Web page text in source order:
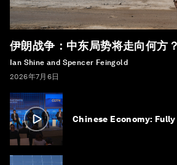
伊朗战争：中东局势将走向何方？
Ian Shine and Spencer Feingold
2026年7月6日
Chinese Economy: Fully